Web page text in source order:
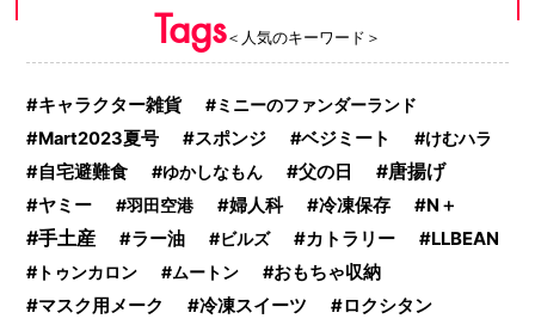
Tags＜人気のキーワード＞
キャラクター雑貨 ミニーのファンダーランド
Mart2023夏号 スポンジ ベジミート けむハラ
自宅避難食 ゆかしなもん 父の日 唐揚げ
ヤミー 羽田空港 婦人科 冷凍保存 N＋
手土産 ラー油 ビルズ カトラリー LLBEAN
トゥンカロン ムートン
おもちゃ収納
マスク用メーク
冷凍スイーツ ロクシタン